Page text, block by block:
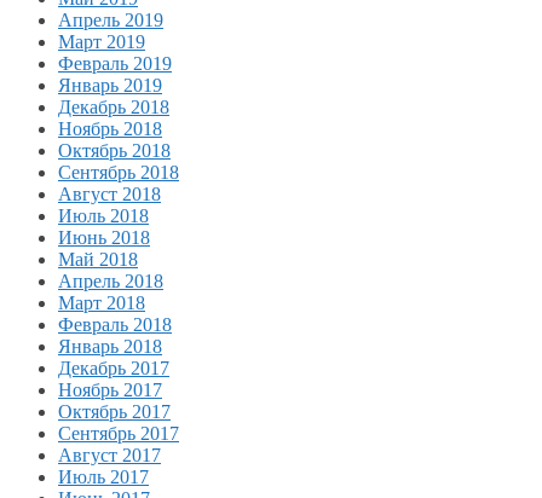
Апрель 2019
Март 2019
Февраль 2019
Январь 2019
Декабрь 2018
Ноябрь 2018
Октябрь 2018
Сентябрь 2018
Август 2018
Июль 2018
Июнь 2018
Май 2018
Апрель 2018
Март 2018
Февраль 2018
Январь 2018
Декабрь 2017
Ноябрь 2017
Октябрь 2017
Сентябрь 2017
Август 2017
Июль 2017